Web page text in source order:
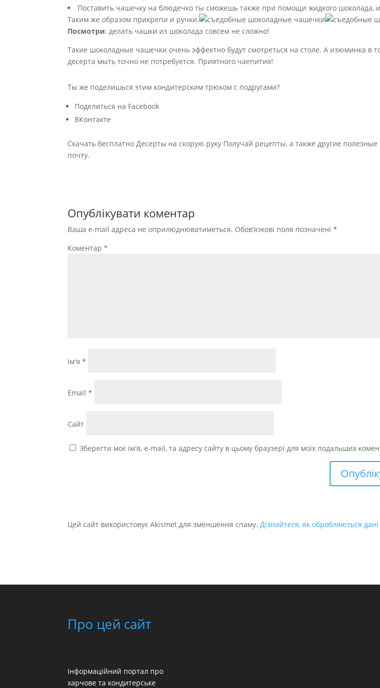
Поставить чашечку на блюдечко ты сможешь также при помощи жидкого шоколада,
Таким же образом прикрепи и ручки.
Посмотри: делать чашки из шоколада совсем не сложно!
Такие шоколадные чашечки очень эффектно будут смотреться на столе. А изюминка в
десерта мыть точно не потребуется. Приятного чаепития!
Ты же поделишься этим кондитерским трюком с подругами?
Поделиться на Facebook
ВКонтакте
Скачать бесплатно Десерты на скорую руку Получай рецепты, а также другие
почту.
Опублікувати коментар
Ваша e-mail адреса не оприлюднюватиметься. Обов’язкові поля позначені*
Коментар*
Ім'я*
Email*
Сайт
Зберегти моє ім'я, e-mail, та адресу сайту в цьому браузері для моїх подальших
Цей сайт використовує Akismet для зменшення спаму.Дізнайтеся, як обробляються
Про цей сайт
Інформаційний портал про
харчове та кондитерське